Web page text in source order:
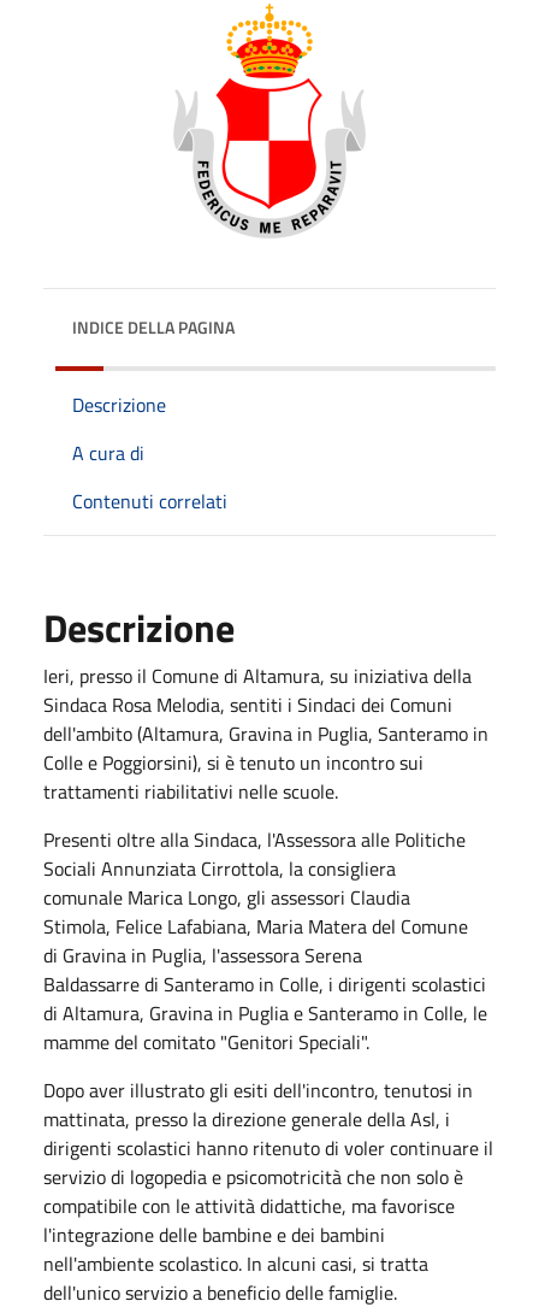
INDICE DELLA PAGINA
Descrizione
A cura di
Contenuti correlati
Descrizione
Ieri, presso il Comune di Altamura, su iniziativa della
Sindaca Rosa Melodia, sentiti i Sindaci dei Comuni
dell'ambito (Altamura, Gravina in Puglia, Santeramo in
Colle e Poggiorsini), si è tenuto un incontro sui
trattamenti riabilitativi nelle scuole.
Presenti oltre alla Sindaca, l'Assessora alle Politiche
Sociali Annunziata Cirrottola, la consigliera
comunale Marica Longo, gli assessori Claudia
Stimola, Felice Lafabiana, Maria Matera del Comune
di Gravina in Puglia, l'assessora Serena
Baldassarre di Santeramo in Colle, i dirigenti scolastici
di Altamura, Gravina in Puglia e Santeramo in Colle, le
mamme del comitato "Genitori Speciali".
Dopo aver illustrato gli esiti dell'incontro, tenutosi in
mattinata, presso la direzione generale della Asl, i
dirigenti scolastici hanno ritenuto di voler continuare il
servizio di logopedia e psicomotricità che non solo è
compatibile con le attività didattiche, ma favorisce
l'integrazione delle bambine e dei bambini
nell'ambiente scolastico. In alcuni casi, si tratta
dell'unico servizio a beneficio delle famiglie.